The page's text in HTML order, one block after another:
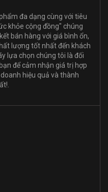
đa dạng cùng với tiêu
khỏe cộng đồng" chúng
bán hàng với giá bình ổn,
lượng tốt nhất đến khách
lựa chọn chúng tôi là đối
để cảm nhận giá trị hợp
hiệu quả và thành